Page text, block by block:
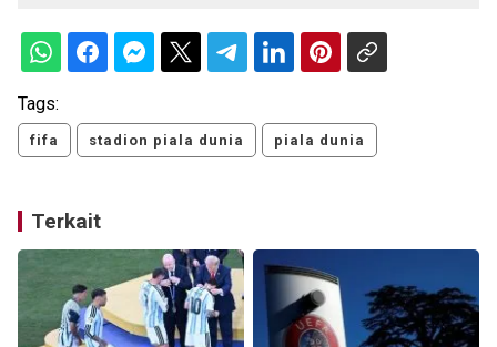
Tags:
fifa stadion piala dunia piala dunia
Terkait